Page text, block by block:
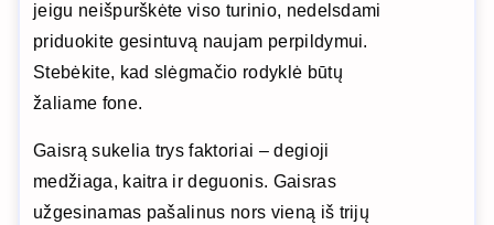
jeigu neišpurškėte viso turinio, nedelsdami
priduokite gesintuvą naujam perpildymui.
Stebėkite, kad slėgmačio rodyklė būtų
žaliame fone.
Gaisrą sukelia trys faktoriai – degioji
medžiaga, kaitra ir deguonis. Gaisras
užgesinamas pašalinus nors vieną iš trijų